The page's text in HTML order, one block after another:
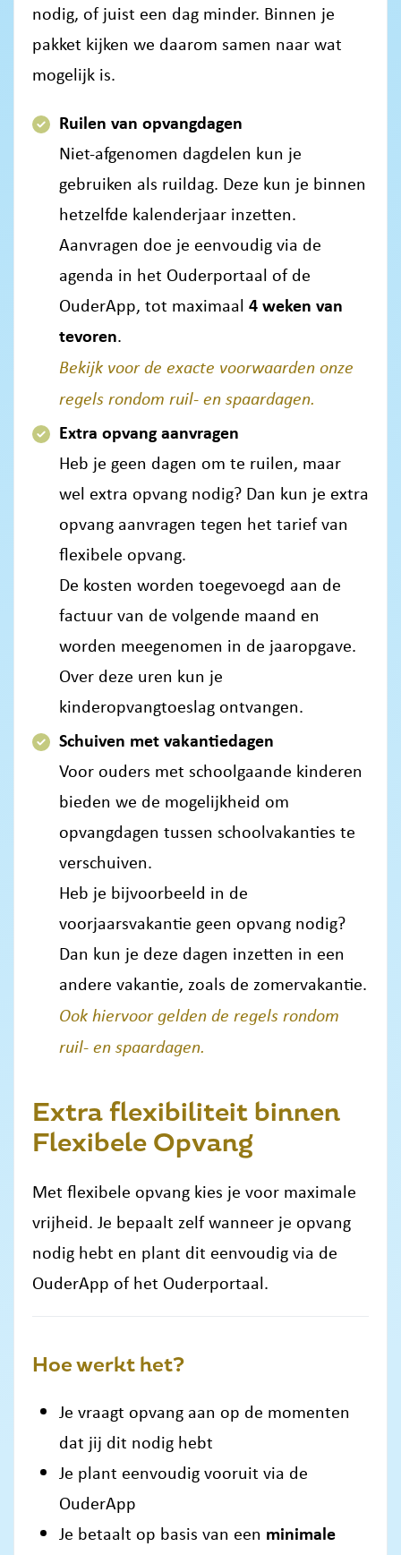
nodig, of juist een dag minder. Binnen je
pakket kijken we daarom samen naar wat
mogelijk is.
Ruilen van opvangdagen
Niet-afgenomen dagdelen kun je
gebruiken als ruildag. Deze kun je binnen
hetzelfde kalenderjaar inzetten.
Aanvragen doe je eenvoudig via de
agenda in het Ouderportaal of de
OuderApp, tot maximaal 4 weken van
tevoren.
Bekijk voor de exacte voorwaarden onze
regels rondom ruil- en spaardagen.
Extra opvang aanvragen
Heb je geen dagen om te ruilen, maar
wel extra opvang nodig? Dan kun je extra
opvang aanvragen tegen het tarief van
flexibele opvang.
De kosten worden toegevoegd aan de
factuur van de volgende maand en
worden meegenomen in de jaaropgave.
Over deze uren kun je
kinderopvangtoeslag ontvangen.
Schuiven met vakantiedagen
Voor ouders met schoolgaande kinderen
bieden we de mogelijkheid om
opvangdagen tussen schoolvakanties te
verschuiven.
Heb je bijvoorbeeld in de
voorjaarsvakantie geen opvang nodig?
Dan kun je deze dagen inzetten in een
andere vakantie, zoals de zomervakantie.
Ook hiervoor gelden de regels rondom
ruil- en spaardagen.
Extra flexibiliteit binnen
Flexibele Opvang
Met flexibele opvang kies je voor maximale
vrijheid. Je bepaalt zelf wanneer je opvang
nodig hebt en plant dit eenvoudig via de
OuderApp of het Ouderportaal.
Hoe werkt het?
Je vraagt opvang aan op de momenten
dat jij dit nodig hebt
Je plant eenvoudig vooruit via de
OuderApp
Je betaalt op basis van een minimale